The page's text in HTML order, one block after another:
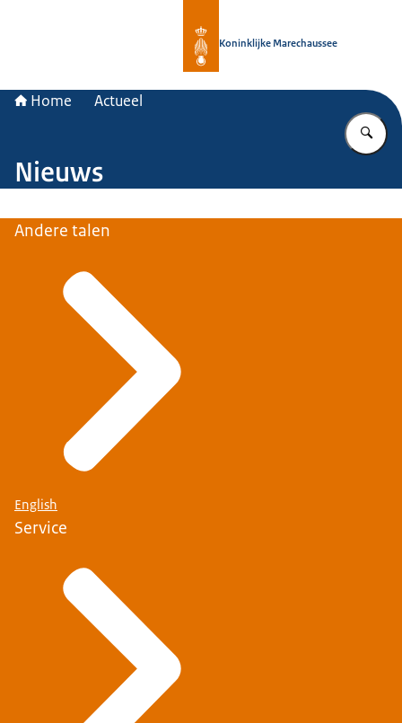
Koninklijke Marechaussee
Home Actueel
Nieuws
Andere talen
English
Service